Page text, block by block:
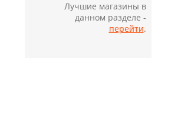
Лучшие магазины в
данном разделе -
перейти.